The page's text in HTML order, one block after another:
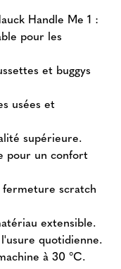
Handle Me 1 :
pour les
et buggys
usées et
supérieure.
pour un confort
fermeture scratch
extensible.
quotidienne.
à 30 °C.